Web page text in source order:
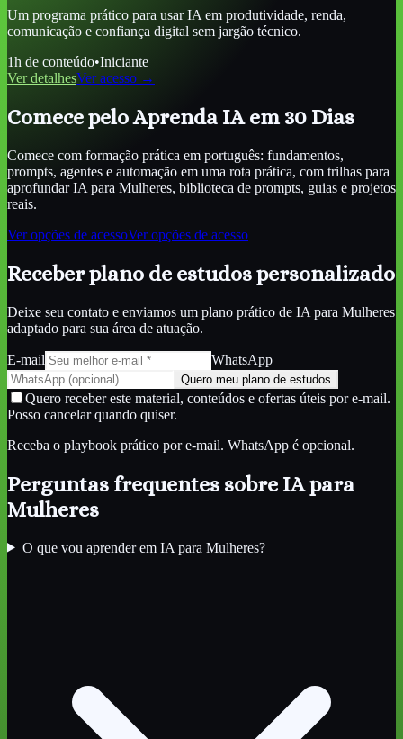
Um programa prático para usar IA em produtividade, renda,
comunicação e confiança digital sem jargão técnico.
1h de conteúdo•Iniciante
Ver detalhesVer acesso →
Comece pelo Aprenda IA em 30 Dias
Comece com formação prática em português: fundamentos,
prompts, agentes e automação em uma rota prática, com trilhas para
aprofundarIA para Mulheres, biblioteca de prompts, guias e projetos
reais.
Ver opções de acessoVer opções de acesso
Receber plano de estudos personalizado
Deixe seu contato e enviamos um plano prático de IA para Mulheres
adaptado para sua área de atuação.
E-mail WhatsApp
Quero meu plano de estudos
Quero receber este material, conteúdos e ofertas úteis por e-mail.
Posso cancelar quando quiser.
Receba o playbook prático por e-mail. WhatsApp é opcional.
Perguntas frequentes sobre IA para
Mulheres
O que vou aprender em IA para Mulheres?